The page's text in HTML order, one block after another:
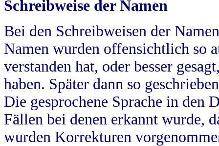
Schreibweise der Namen
Bei den Schreibweisen der
Namen wurden offensichtlich so
verstanden hat, oder besser
haben. Später dann so
Die gesprochene Sprache in
Fällen bei denen erkannt wurde,
wurden Korrekturen